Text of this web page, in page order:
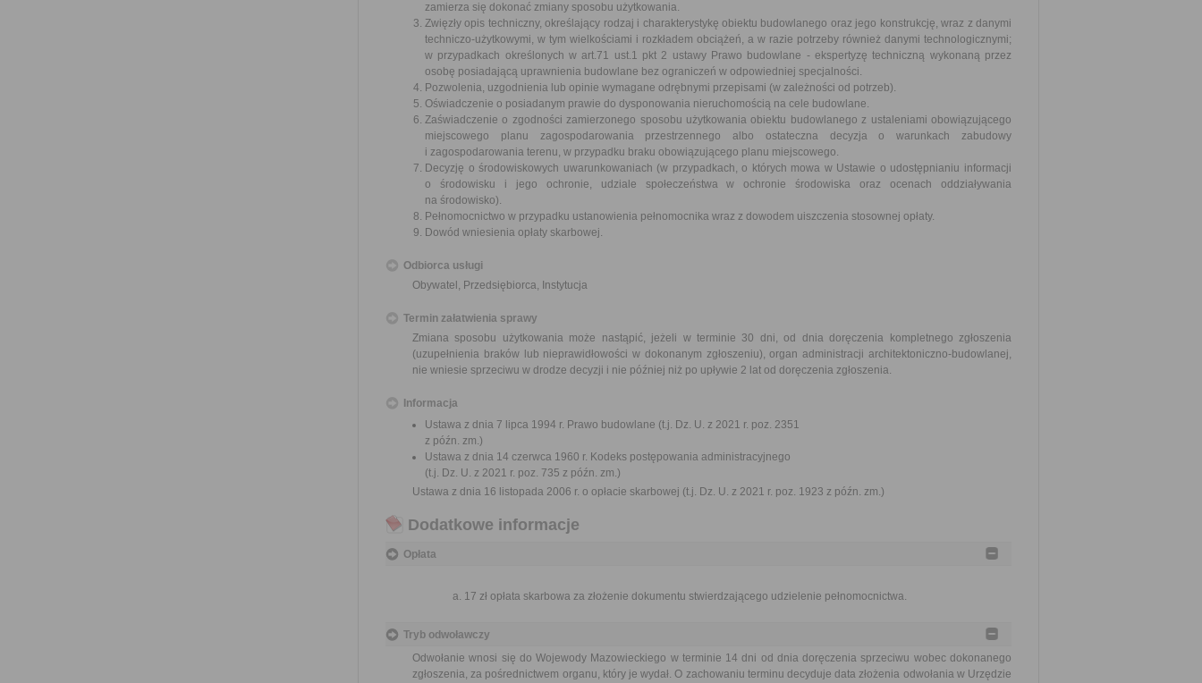
zamierza się dokonać zmiany sposobu użytkowania.
Zwięzły opis techniczny, określający rodzaj i charakterystykę obiektu budowlanego oraz jego konstrukcję, wraz z danymi
techniczo-użytkowymi, w tym wielkościami i rozkładem obciążeń, a w razie potrzeby również danymi technologicznymi;
w przypadkach określonych w art.71 ust.1 pkt 2 ustawy Prawo budowlane - ekspertyzę techniczną wykonaną przez
osobę posiadającą uprawnienia budowlane bez ograniczeń w odpowiedniej specjalności.
Pozwolenia, uzgodnienia lub opinie wymagane odrębnymi przepisami (w zależności od potrzeb).
Oświadczenie o posiadanym prawie do dysponowania nieruchomością na cele budowlane.
Zaświadczenie o zgodności zamierzonego sposobu użytkowania obiektu budowlanego z ustaleniami obowiązującego
miejscowego planu zagospodarowania przestrzennego albo ostateczna decyzja o warunkach zabudowy
i zagospodarowania terenu, w przypadku braku obowiązującego planu miejscowego.
Decyzję o środowiskowych uwarunkowaniach (w przypadkach, o których mowa w Ustawie o udostępnianiu informacji
o środowisku i jego ochronie, udziale społeczeństwa w ochronie środowiska oraz ocenach oddziaływania
na środowisko).
Pełnomocnictwo w przypadku ustanowienia pełnomocnika wraz z dowodem uiszczenia stosownej opłaty.
Dowód wniesienia opłaty skarbowej.
Odbiorca usługi
Obywatel, Przedsiębiorca, Instytucja
Termin załatwienia sprawy
Zmiana sposobu użytkowania może nastąpić, jeżeli w terminie 30 dni, od dnia doręczenia kompletnego zgłoszenia
(uzupełnienia braków lub nieprawidłowości w dokonanym zgłoszeniu), organ administracji architektoniczno-budowlanej,
nie wniesie sprzeciwu w drodze decyzji i nie później niż po upływie 2 lat od doręczenia zgłoszenia.
Informacja
Ustawa z dnia 7 lipca 1994 r. Prawo budowlane (t.j. Dz. U. z 2021 r. poz. 2351
z późn. zm.)
Ustawa z dnia 14 czerwca 1960 r. Kodeks postępowania administracyjnego
(t.j. Dz. U. z 2021 r. poz. 735 z późn. zm.)
Ustawa z dnia 16 listopada 2006 r. o opłacie skarbowej (t.j. Dz. U. z 2021 r. poz. 1923 z późn. zm.)
Dodatkowe informacje
Opłata
17 zł opłata skarbowa za złożenie dokumentu stwierdzającego udzielenie pełnomocnictwa.
Tryb odwoławczy
Odwołanie wnosi się do Wojewody Mazowieckiego w terminie 14 dni od dnia doręczenia sprzeciwu wobec dokonanego
zgłoszenia, za pośrednictwem organu, który je wydał. O zachowaniu terminu decyduje data złożenia odwołania w Urzędzie